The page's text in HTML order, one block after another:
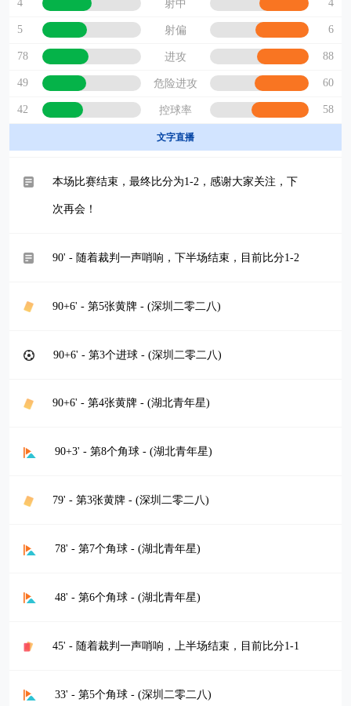
4 射中 4
5 射偏 6
78 进攻 88
49 危险进攻 60
42 控球率 58
文字直播
本场比赛结束，最终比分为1-2，感谢大家关注，下
次再会！
90' - 随着裁判一声哨响，下半场结束，目前比分1-2
90+6' - 第5张黄牌 - (深圳二零二八)
90+6' - 第3个进球 - (深圳二零二八)
90+6' - 第4张黄牌 - (湖北青年星)
90+3' - 第8个角球 - (湖北青年星)
79' - 第3张黄牌 - (深圳二零二八)
78' - 第7个角球 - (湖北青年星)
48' - 第6个角球 - (湖北青年星)
45' - 随着裁判一声哨响，上半场结束，目前比分1-1
33' - 第5个角球 - (深圳二零二八)